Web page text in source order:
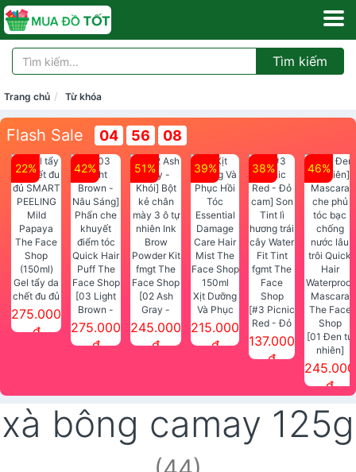
Tìm kiếm
Trang chủ Từ khóa
Flash Sale 04 56 07
22%
Gel tẩy da
chết đu đủ
SMART
PEELING
275.000
đ
42%
[03 Light
Brown -
Nâu Sáng]
Phấn che
275.000
đ
51%
[02 Ash
Gray -
Khói] Bột
kẻ chân
Face Shop
245.000
đ
39%
Xịt Dưỡng
Và Phục
Hồi Tóc
Essential
215.000
đ
38%
[#3 Picnic
Red - Đỏ
cam] Son
Face
137.000
đ
46%
[01 Đen tự
nhiên]
Mascara
che phủ
nước lâu
trôi Quick
Hair
245.000
đ
xà bông camay 125g